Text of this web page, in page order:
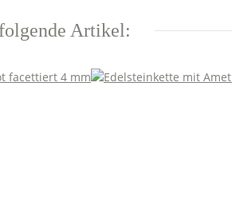
Artikel: